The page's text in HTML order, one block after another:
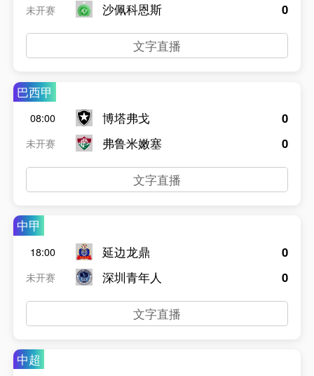
未开赛 沙佩科恩斯 0
文字直播
巴西甲
08:00
未开赛
博塔弗戈
弗鲁米嫩塞
0
0
文字直播
中甲
18:00
未开赛
延边龙鼎
深圳青年人
0
0
文字直播
中超